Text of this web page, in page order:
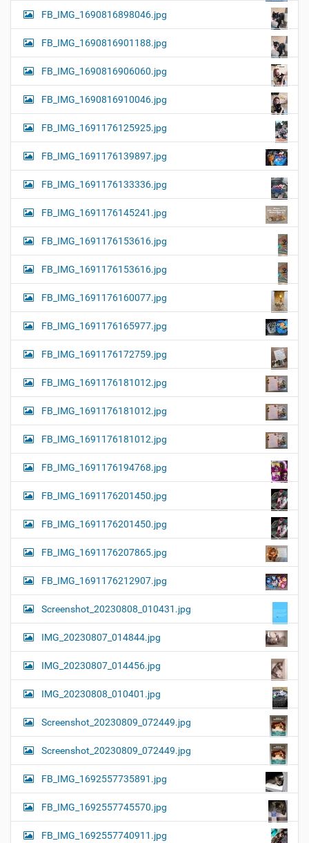
FB_IMG_1690816898046.jpg
FB_IMG_1690816901188.jpg
FB_IMG_1690816906060.jpg
FB_IMG_1690816910046.jpg
FB_IMG_1691176125925.jpg
FB_IMG_1691176139897.jpg
FB_IMG_1691176133336.jpg
FB_IMG_1691176145241.jpg
FB_IMG_1691176153616.jpg
FB_IMG_1691176153616.jpg
FB_IMG_1691176160077.jpg
FB_IMG_1691176165977.jpg
FB_IMG_1691176172759.jpg
FB_IMG_1691176181012.jpg
FB_IMG_1691176181012.jpg
FB_IMG_1691176181012.jpg
FB_IMG_1691176194768.jpg
FB_IMG_1691176201450.jpg
FB_IMG_1691176201450.jpg
FB_IMG_1691176207865.jpg
FB_IMG_1691176212907.jpg
Screenshot_20230808_010431.jpg
IMG_20230807_014844.jpg
IMG_20230807_014456.jpg
IMG_20230808_010401.jpg
Screenshot_20230809_072449.jpg
Screenshot_20230809_072449.jpg
FB_IMG_1692557735891.jpg
FB_IMG_1692557745570.jpg
FB_IMG_1692557740911.jpg